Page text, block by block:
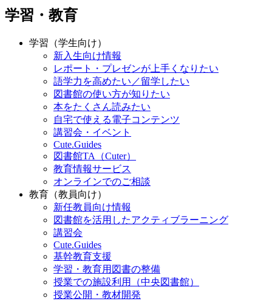
学習・教育
学習（学生向け）
新入生向け情報
レポート・プレゼンが上手くなりたい
語学力を高めたい／留学したい
図書館の使い方が知りたい
本をたくさん読みたい
自宅で使える電子コンテンツ
講習会・イベント
Cute.Guides
図書館TA（Cuter）
教育情報サービス
オンラインでのご相談
教育（教員向け）
新任教員向け情報
図書館を活用したアクティブラーニング
講習会
Cute.Guides
基幹教育支援
学習・教育用図書の整備
授業での施設利用（中央図書館）
授業公開・教材開発